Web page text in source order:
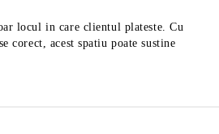
locul in care clientul plateste. Cu
corect, acest spatiu poate sustine